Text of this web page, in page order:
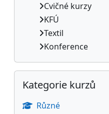
Cvičné kurzy
KFÚ
Textil
Konference
Přeskočit: Kategorie kurzů
Kategorie kurzů
Různé